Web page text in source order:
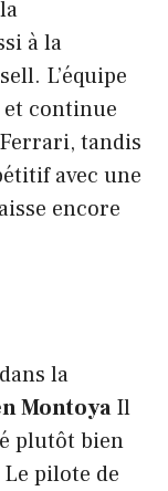
à la
L’équipe
continue
tandis
avec une
encore
la
MontoyaIl
plutôt bien
pilote de